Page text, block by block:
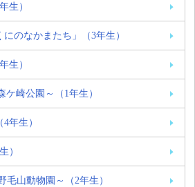
生）
のなかまたち」（3年生）
生）
ケ崎公園～（1年生）
年生）
）
毛山動物園～（2年生）